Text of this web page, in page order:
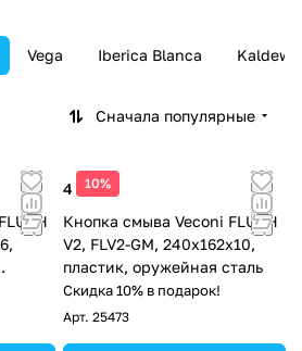
Vega Iberica Blanca
Сначала популярные
10%
4 382 ₽
Кнопка смыва Veconi FLUSH
V2, FLV2-GM, 240х162х10,
пластик, оружейная сталь
Скидка 10% в подарок!
Арт. 25473